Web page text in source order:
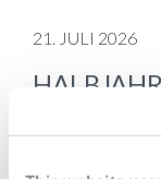
21. JULI 2026
Starkes